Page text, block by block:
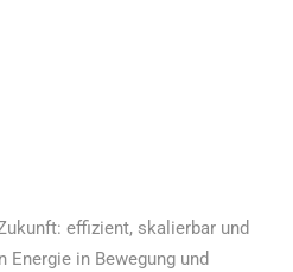
effizient, skalierbar und
Energie in Bewegung und